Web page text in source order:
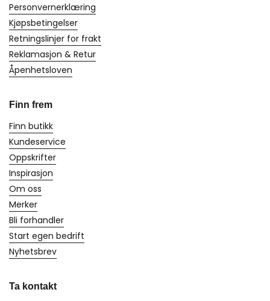
Personvernerklæring
Kjøpsbetingelser
Retningslinjer for frakt
Reklamasjon & Retur
Åpenhetsloven
Finn frem
Finn butikk
Kundeservice
Oppskrifter
Inspirasjon
Om oss
Merker
Bli forhandler
Start egen bedrift
Nyhetsbrev
Ta kontakt